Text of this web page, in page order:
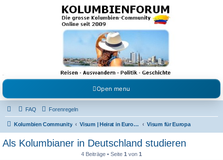
Kolumbienforum - Das
grosse Forum der
Freunde Kolumbiens
Reisen, Auswandern, Kultur, Politik, Geschichte und Visum in Kolumbien und Venezuela.
Austausch, Erfahrungen und Gemeinschaft im Kolumbienforum
Open menu
FAQ Forenregeln
Kolumbien Community Visum | Heirat in Europa | Visaangelegenheiten Visum für Europa
Als Kolumbianer in Deutschland studieren
4 Beiträge • Seite 1 von 1